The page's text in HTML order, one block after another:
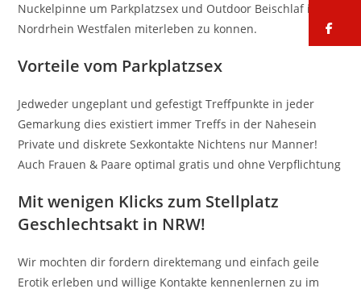
Nuckelpinne um Parkplatzsex und Outdoor Beischlaf in
Nordrhein Westfalen miterleben zu konnen.
Vorteile vom Parkplatzsex
Jedweder ungeplant und gefestigt Treffpunkte in jeder
Gemarkung dies existiert immer Treffs in der Nahesein
Private und diskrete Sexkontakte Nichtens nur Manner!
Auch Frauen & Paare optimal gratis und ohne Verpflichtung
Mit wenigen Klicks zum Stellplatz
Geschlechtsakt in NRW!
Wir mochten dir fordern direktemang und einfach geile
Erotik erleben und willige Kontakte kennenlernen zu im